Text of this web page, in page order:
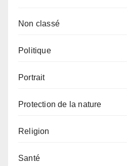
Non classé
Politique
Portrait
Protection de la nature
Religion
Santé